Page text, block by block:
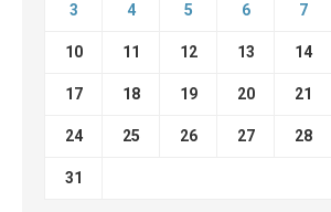
3 4 5 6 7
10 11 12 13 14
17 18 19 20 21
24 25 26 27 28
31